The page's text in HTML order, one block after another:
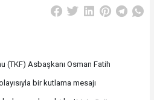
(TKF) Asbaşkanı Osman Fatih
bir kutlama mesajı